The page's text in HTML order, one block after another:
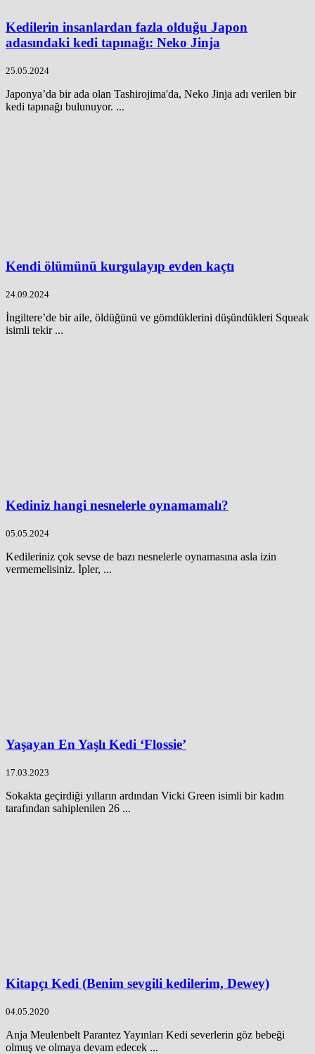
Kedilerin insanlardan fazla olduğu Japon
adasındaki kedi tapınağı: Neko Jinja
25.05.2024
Japonya’da bir ada olan Tashirojima'da, Neko Jinja adı verilen bir
kedi tapınağı bulunuyor. ...
Kendi ölümünü kurgulayıp evden kaçtı
24.09.2024
İngiltere’de bir aile, öldüğünü ve gömdüklerini düşündükleri Squeak
isimli tekir ...
Kediniz hangi nesnelerle oynamamalı?
05.05.2024
Kedileriniz çok sevse de bazı nesnelerle oynamasına asla izin
vermemelisiniz. İpler, ...
Yaşayan En Yaşlı Kedi ‘Flossie’
17.03.2023
Sokakta geçirdiği yılların ardından Vicki Green isimli bir kadın
tarafından sahiplenilen 26 ...
Kitapçı Kedi (Benim sevgili kedilerim, Dewey)
04.05.2020
Anja Meulenbelt Parantez Yayınları Kedi severlerin göz bebeği
olmuş ve olmaya devam edecek ...